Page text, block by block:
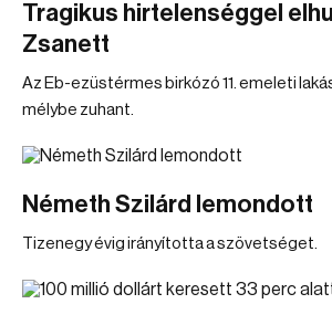
Tragikus hirtelenséggel
Zsanett
Az Eb-ezüstérmes birkózó 11. emeleti
mélybe zuhant.
Németh Szilárd lemondott
Tizenegy évig irányította a szövetséget.